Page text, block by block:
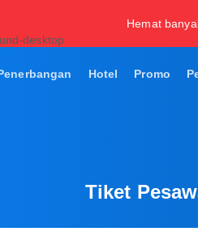
Hemat
Hotel Promo
Tiket